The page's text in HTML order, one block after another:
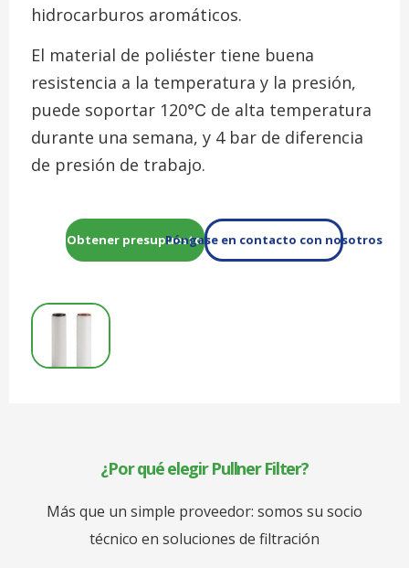
hidrocarburos aromáticos.
El material de poliéster tiene buena
resistencia a la temperatura y la presión,
puede soportar 120℃ de alta temperatura
durante una semana, y 4 bar de diferencia
de presión de trabajo.
Obtener presupuestoPóngase en contacto con nosotros
¿Por qué elegir Pullner Filter?
Más que un simple proveedor: somos su socio
técnico en soluciones de filtración